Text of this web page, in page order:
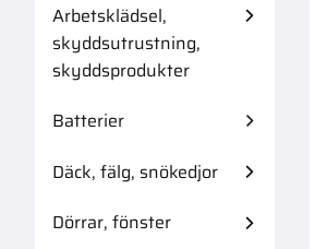
Arbetsklädsel,
skyddsutrustning,
skyddsprodukter
Batterier
Däck, fälg, snökedjor
Dörrar, fönster